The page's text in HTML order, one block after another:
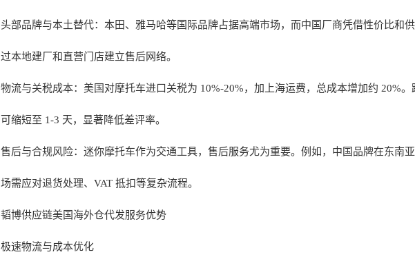
头部品牌与本土替代：本田、雅马哈等国际品牌占据高端市场，而中国厂商凭借性价比和
过本地建厂和直营门店建立售后网络。
物流与关税成本：美国对摩托车进口关税为 10%-20%，加上海运费，总成本增加约 20%
可缩短至 1-3 天，显著降低差评率。
售后与合规风险：迷你摩托车作为交通工具，售后服务尤为重要。例如，中国品牌在东南
场需应对退货处理、VAT 抵扣等复杂流程。
韬博供应链美国海外仓代发服务优势
极速物流与成本优化